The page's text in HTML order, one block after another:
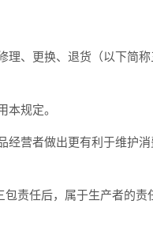
、更换、退货（以下简
规定。
营者做出更有利于维护
责任后，属于生产者的责